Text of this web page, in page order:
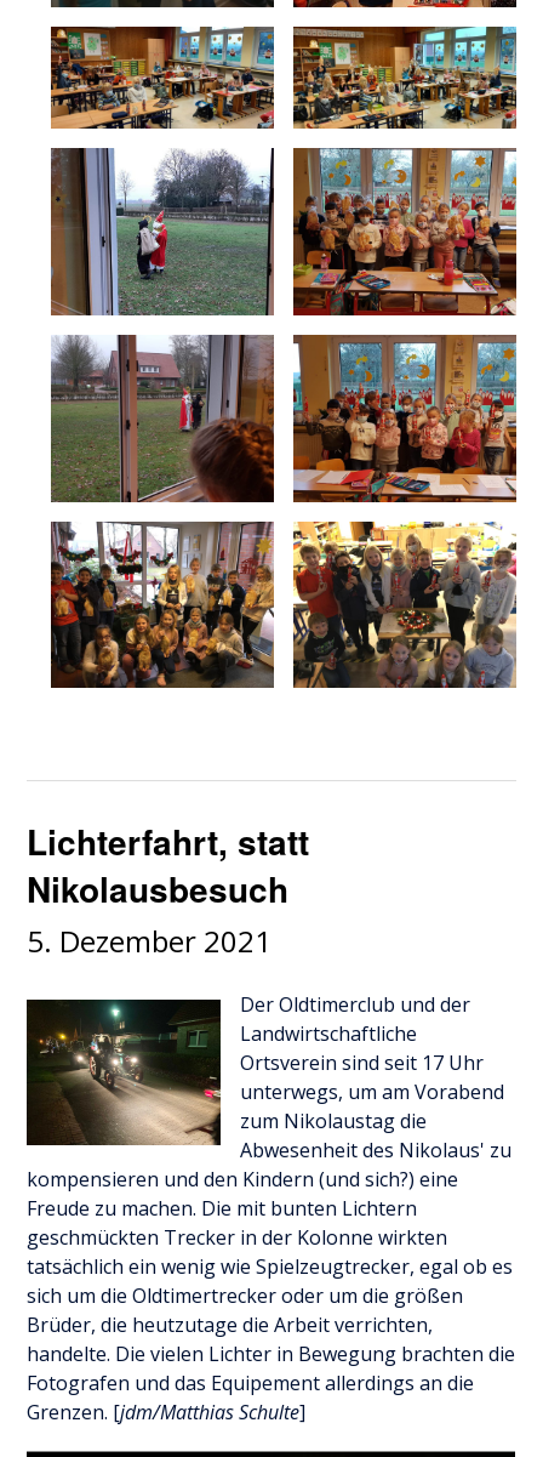
Lichterfahrt, statt
Nikolausbesuch
5. Dezember 2021
Der Oldtimerclub und der
Landwirtschaftliche
Ortsverein sind seit 17 Uhr
unterwegs, um am Vorabend
zum Nikolaustag die
Abwesenheit des Nikolaus' zu
kompensieren und den Kindern (und sich?) eine
Freude zu machen. Die mit bunten Lichtern
geschmückten Trecker in der Kolonne wirkten
tatsächlich ein wenig wie Spielzeugtrecker, egal ob es
sich um die Oldtimertrecker oder um die größen
Brüder, die heutzutage die Arbeit verrichten,
handelte. Die vielen Lichter in Bewegung brachten die
Fotografen und das Equipement allerdings an die
Grenzen. [jdm/Matthias Schulte]